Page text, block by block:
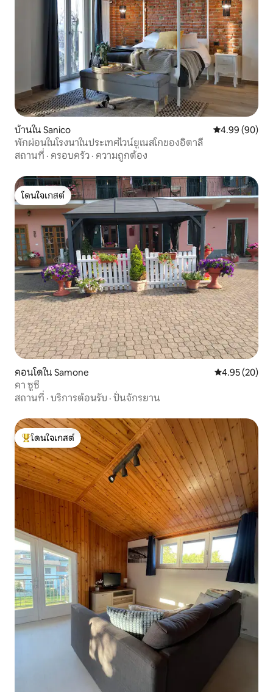
บ้านใน Sanico คะแนนเฉลี่ย
4.99 (90)
พักผ่อนในโรงนาในประเทศไวน์ยูเนสโกของอิตาลี
สถานที่ · ครอบครัว · ความถูกต้อง
โดนใจเกสต์
โดนใจเกสต์
คอนโดใน Samone คะแนนเฉลี่ย
4.95 (20)
คา ซูซี่
สถานที่ · บริการต้อนรับ · ปั่นจักรยาน
โดนใจเกสต์ที่สุด
โดนใจเกสต์